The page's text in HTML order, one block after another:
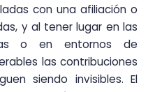
con una afiliación o
y al tener lugar en las
o en entornos de
las contribuciones
siendo invisibles. El